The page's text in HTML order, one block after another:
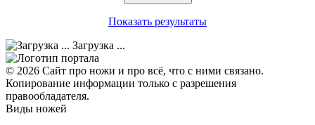
Показать результаты
Загрузка ...
© 2026 Сайт про ножи и про всё, что с ними связано.
Копирование информации только с разрешения
правообладателя.
Виды ножей